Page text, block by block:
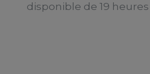
disponible de 19